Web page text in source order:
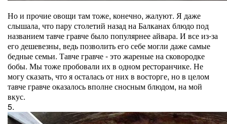
Но и прочие овощи там тоже, конечно, жалуют. Я даже
слышала, что пару столетий назад на Балканах блюдо под
названием тавче гравче было популярнее айвара. И все из-за
его дешевезны, ведь позволить его себе могли даже самые
бедные семьи. Тавче гравче - это жареные на сковородке
бобы. Мы тоже пробовали их в одном ресторанчике. Не
могу сказать, что я осталась от них в восторге, но в целом
тавче гравче оказалось вполне сносным блюдом, на мой
вкус.
5.